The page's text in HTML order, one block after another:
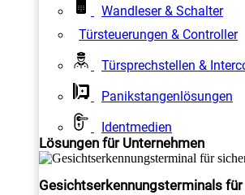
Wandleser & Schalter
Türsteuerungen & Controller
Türsprechstellen &
Panikstangenlösungen
Identmedien
Lösungen für Unternehmen
Gesichtserkennungsterminals